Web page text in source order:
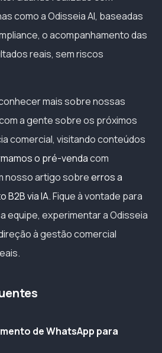
como a Odisseia AI, baseadas
o acompanhamento das
reais, sem riscos
mais sobre nossas
a gente sobre os próximos
comercial, visitando conteúdos
o pré-vendacom
nosso artigo sobreerros a
B2B via IA. Fique à vontade para
equipe, experimentar a Odisseia
à gestão comercial
de WhatsApp para